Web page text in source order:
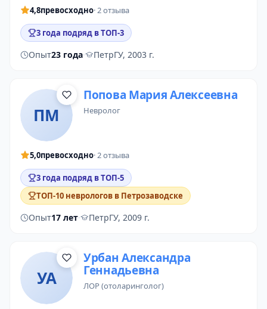
4,8превосходно· 2 отзыва
3 года подряд в ТОП-3
Опыт23 года· ПетрГУ, 2003 г.
ПМ
Попова Мария Алексеевна
невролог
5,0превосходно· 2 отзыва
3 года подряд в ТОП-5
ТОП-10 неврологов в Петрозаводске
Опыт17 лет· ПетрГУ, 2009 г.
УА
Урбан Александра
Геннадьевна
ЛОР (отоларинголог)